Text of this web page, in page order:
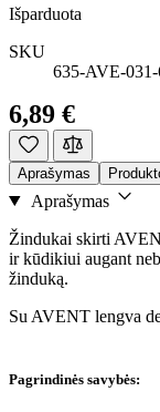
Išparduota
SKU
635-AVE-
6,89 €
Aprašymas
Aprašymas
Žindukai skirti
ir kūdikiui augant
žinduką.
Su AVENT lengva
Pagrindinės savybės: